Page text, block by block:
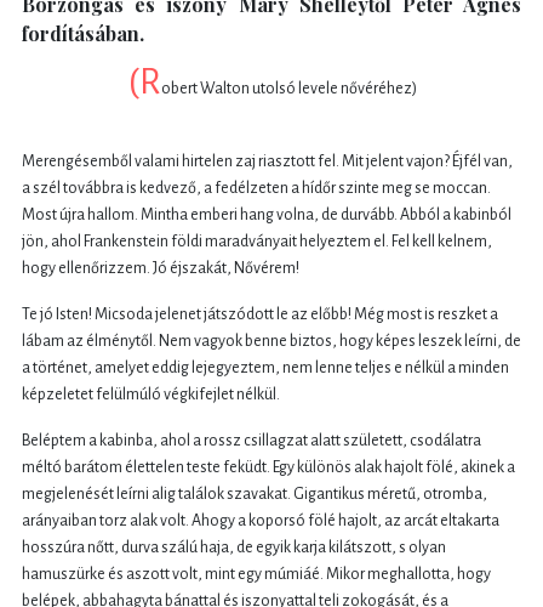
fordításában.
(R obert Walton utolsó levele nővéréhez)
Merengésemből valami hirtelen zaj riasztott fel. Mit jelent vajon? Éjfél van,
a szél továbbra is kedvező, a fedélzeten a hídőr szinte meg se moccan.
Most újra hallom. Mintha emberi hang volna, de durvább. Abból a kabinból
jön, ahol Frankenstein földi maradványait helyeztem el. Fel kell kelnem,
hogy ellenőrizzem. Jó éjszakát, Nővérem!
Te jó Isten! Micsoda jelenet játszódott le az előbb! Még most is reszket a
lábam az élménytől. Nem vagyok benne biztos, hogy képes leszek leírni, de
a történet, amelyet eddig lejegyeztem, nem lenne teljes e nélkül a minden
képzeletet felülmúló végkifejlet nélkül.
Beléptem a kabinba, ahol a rossz csillagzat alatt született, csodálatra
méltó barátom élettelen teste feküdt. Egy különös alak hajolt fölé, akinek a
megjelenését leírni alig találok szavakat. Gigantikus méretű, otromba,
arányaiban torz alak volt. Ahogy a koporsó fölé hajolt, az arcát eltakarta
hosszúra nőtt, durva szálú haja, de egyik karja kilátszott, s olyan
hamuszürke és aszott volt, mint egy múmiáé. Mikor meghallotta, hogy
belépek, abbahagyta bánattal és iszonyattal teli zokogását, és a